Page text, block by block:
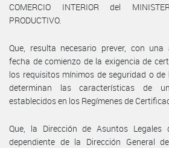
COMERCIO INTERIOR del
PRODUCTIVO.
Que, resulta necesario prever, con una
fecha de comienzo de la exigencia de
los requisitos mínimos de seguridad o
determinan las características de
establecidos en los Regímenes de
Que, la Dirección de Asuntos Legales
dependiente de la Dirección General